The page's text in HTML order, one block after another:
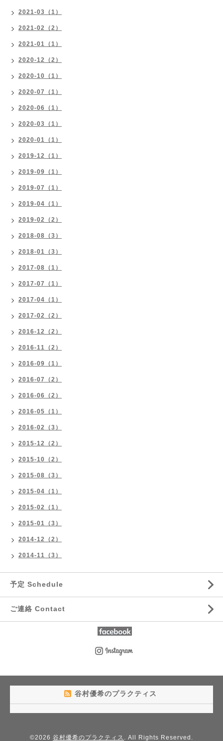
2021-03（1）
2021-02（2）
2021-01（1）
2020-12（2）
2020-10（1）
2020-07（1）
2020-06（1）
2020-03（1）
2020-01（1）
2019-12（1）
2019-09（1）
2019-07（1）
2019-04（1）
2019-02（2）
2018-08（3）
2018-01（3）
2017-08（1）
2017-07（1）
2017-04（1）
2017-02（2）
2016-12（2）
2016-11（2）
2016-09（1）
2016-07（2）
2016-06（2）
2016-05（1）
2016-02（3）
2015-12（2）
2015-10（2）
2015-08（3）
2015-04（1）
2015-02（1）
2015-01（3）
2014-12（2）
2014-11（3）
予定 Schedule
ご連絡 Contact
谷村優希のプラクティス
©2026 谷村優希のプラクティス . All Rights Reserved.